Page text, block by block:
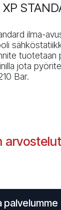
XP
ilma-
tuotetaan
jota
Bar.
arvostelut
palvelumme